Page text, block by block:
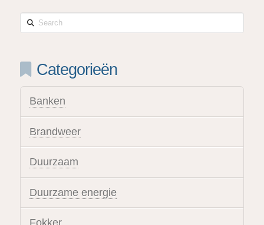
Search
Categorieën
Banken
Brandweer
Duurzaam
Duurzame energie
Fokker